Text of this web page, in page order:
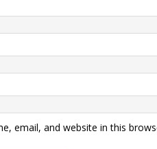
email, and website in this